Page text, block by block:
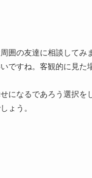
囲の友達に相談してみ
ですね。客観的に見た
になるであろう選択を
ょう。